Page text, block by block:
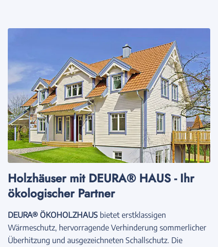
Holzhäuser mit DEURA® HAUS - Ihr
ökologischer Partner
DEURA® ÖKOHOLZHAUS bietet erstklassigen
Wärmeschutz, hervorragende Verhinderung sommerlicher
Überhitzung und ausgezeichneten Schallschutz. Die